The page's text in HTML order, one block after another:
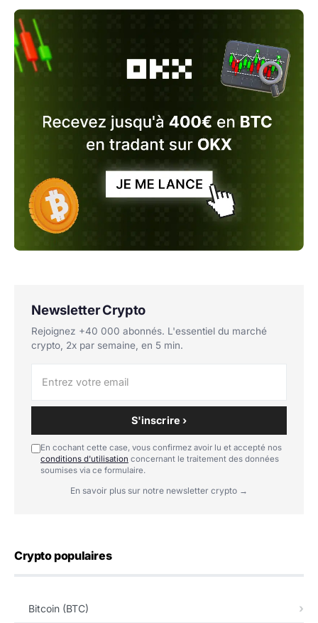
Newsletter Crypto
Rejoignez +40 000 abonnés. L'essentiel du marché
crypto, 2x par semaine, en 5 min.
S'inscrire ›
En cochant cette case, vous confirmez avoir lu et accepté nos
conditions d'utilisation concernant le traitement des données
soumises via ce formulaire.
En savoir plus sur notre newsletter crypto →
Crypto populaires
Bitcoin (BTC)